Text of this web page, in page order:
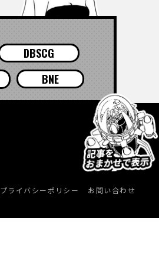
DBSCG
BNE
プライバシーポリシー お問い合わせ